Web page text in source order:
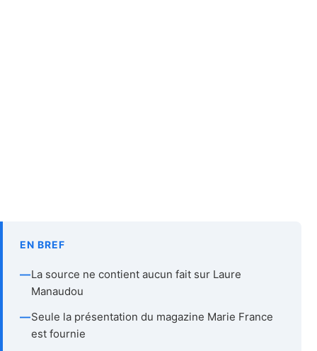
EN BREF
—La source ne contient aucun fait sur Laure
Manaudou
—Seule la présentation du magazine Marie France
est fournie